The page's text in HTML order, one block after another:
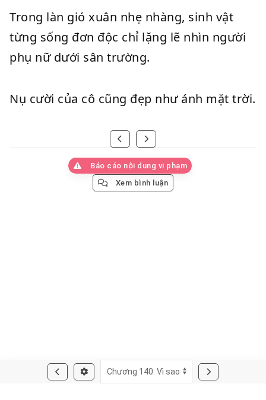
Trong làn gió xuân nhẹ nhàng, sinh vật
từng sống đơn độc chỉ lặng lẽ nhìn người
phụ nữ dưới sân trường.
Nụ cười của cô cũng đẹp như ánh mặt trời.
Báo cáo nội dung vi phạm
Xem bình luận